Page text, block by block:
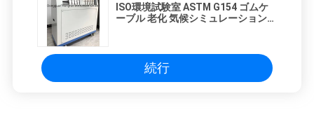
PRIVACY
POLICY
ISO環境試験室 ASTM G154 ゴムケ
ーブル 老化 気候シミュレーション
続行